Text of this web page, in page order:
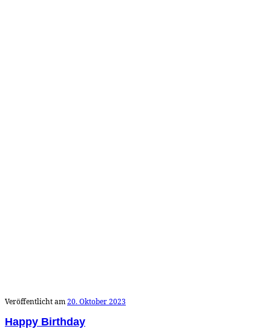
Veröffentlicht am20. Oktober 2023
Happy Birthday